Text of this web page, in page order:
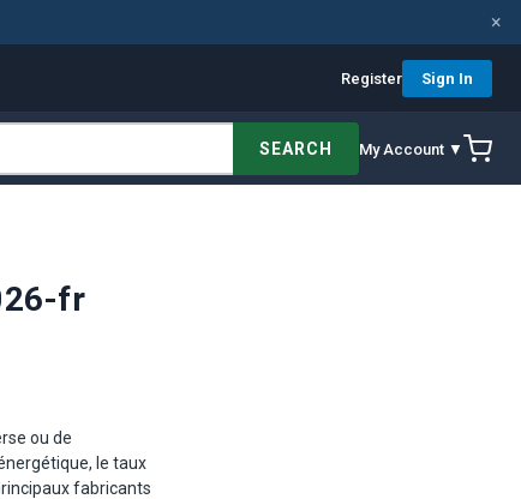
×
Register Sign In
SEARCH My Account ▼
fr
ou de
le taux
fabricants